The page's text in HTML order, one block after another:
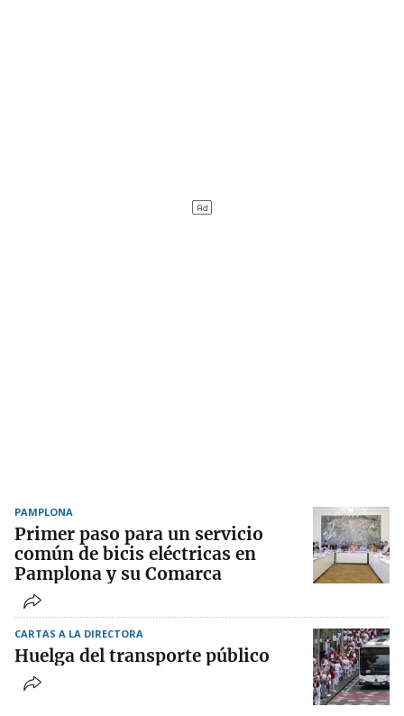
PAMPLONA
Primer paso para un servicio
común de bicis eléctricas en
Pamplona y su Comarca
CARTAS A LA DIRECTORA
Huelga del transporte público